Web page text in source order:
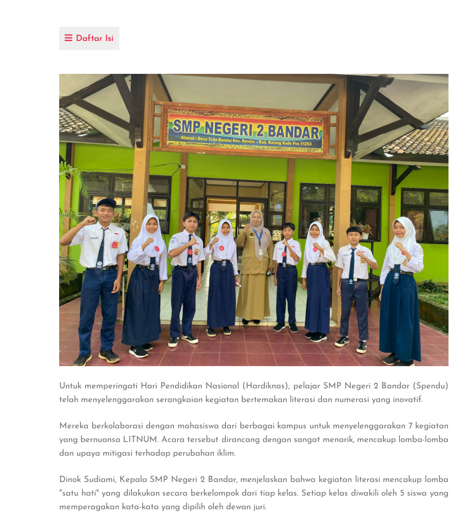
Daftar Isi
Untuk memperingati Hari Pendidikan Nasional (Hardiknas), pelajar SMP Negeri 2 Bandar (Spendu)
telah menyelenggarakan serangkaian kegiatan bertemakan literasi dan numerasi yang inovatif.
Mereka berkolaborasi dengan mahasiswa dari berbagai kampus untuk menyelenggarakan 7 kegiatan
yang bernuansa LITNUM. Acara tersebut dirancang dengan sangat menarik, mencakup lomba-lomba
dan upaya mitigasi terhadap perubahan iklim.
Dinok Sudiami, Kepala SMP Negeri 2 Bandar, menjelaskan bahwa kegiatan literasi mencakup lomba
"satu hati" yang dilakukan secara berkelompok dari tiap kelas. Setiap kelas diwakili oleh 5 siswa yang
memperagakan kata-kata yang dipilih oleh dewan juri.